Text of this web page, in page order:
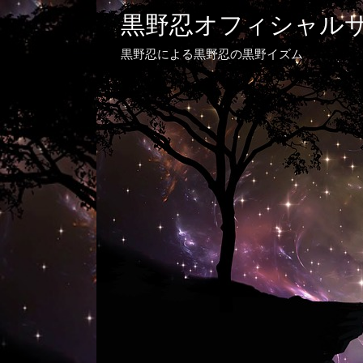
黒野忍オフィシャル
黒野忍による黒野忍の黒野イズム